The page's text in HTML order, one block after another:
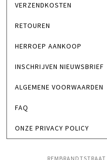
VERZENDKOSTEN
RETOUREN
HERROEP AANKOOP
INSCHRIJVEN NIEUWSBRIEF
ALGEMENE VOORWAARDEN
FAQ
ONZE PRIVACY POLICY